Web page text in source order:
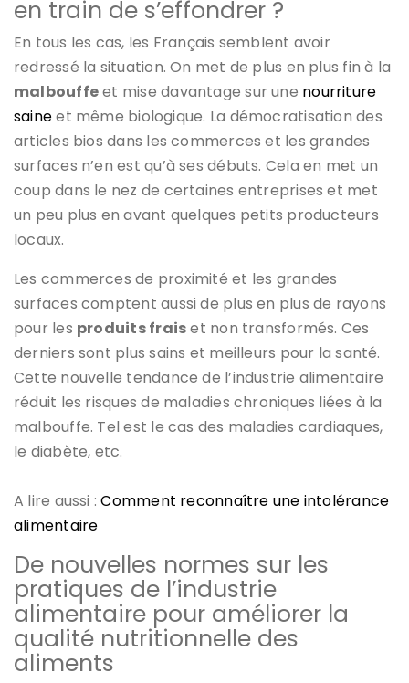
en train de s’effondrer ?
En tous les cas, les Français semblent avoir
redressé la situation. On met de plus en plus fin à la
malbouffeet mise davantage sur une nourriture
saineet même biologique. La démocratisation des
articles bios dans les commerces et les grandes
surfaces n’en est qu’à ses débuts. Cela en met un
coup dans le nez de certaines entreprises et met
un peu plus en avant quelques petits producteurs
locaux.
Les commerces de proximité et les grandes
surfaces comptent aussi de plus en plus de rayons
pour les produits fraiset non transformés. Ces
derniers sont plus sains et meilleurs pour la santé.
Cette nouvelle tendance de l’industrie alimentaire
réduit les risques de maladies chroniques liées à la
malbouffe. Tel est le cas des maladies cardiaques,
le diabète, etc.
A lire aussi :Comment reconnaître une intolérance
alimentaire
De nouvelles normes sur les
pratiques de l’industrie
alimentaire pour améliorer la
qualité nutritionnelle des
aliments